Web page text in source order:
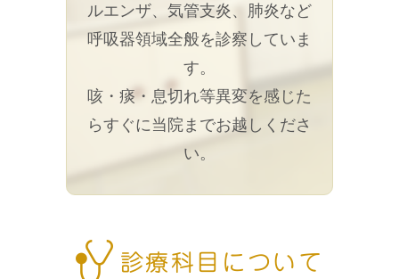
ルエンザ、気管支炎、肺炎など
呼吸器領域全般を診察していま
す。
咳・痰・息切れ等異変を感じた
らすぐに当院までお越しくださ
い。
診療科目について